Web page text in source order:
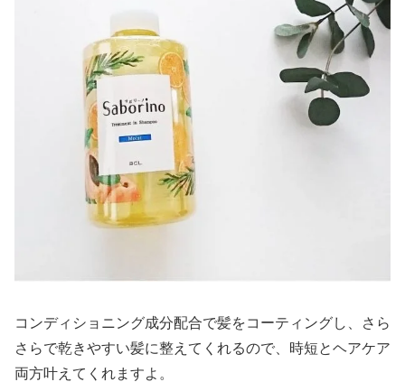
コンディショニング成分配合で髪をコーティングし、さら
さらで乾きやすい髪に整えてくれるので、時短とヘアケア
両方叶えてくれますよ。